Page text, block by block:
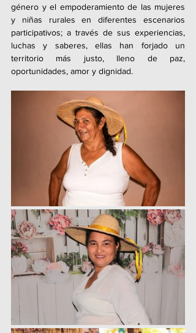
género y el empoderamiento de las mujeres
y niñas rurales en diferentes escenarios
participativos; a través de sus experiencias,
luchas y saberes, ellas han forjado un
territorio más justo, lleno de paz,
oportunidades, amor y dignidad.